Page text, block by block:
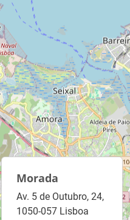
Morada
Av. 5 de Outubro, 24,
1050-057 Lisboa